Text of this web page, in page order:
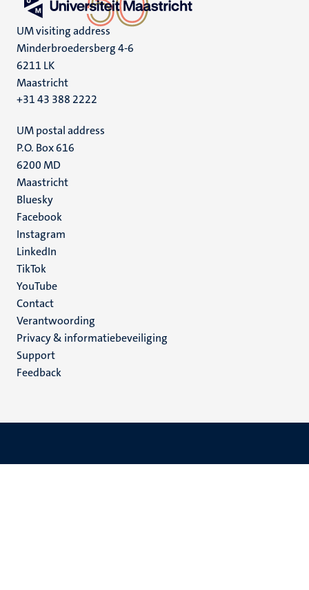
UM visiting address
Minderbroedersberg 4-6
6211 LK
Maastricht
+31 43 388 2222
UM postal address
P.O. Box 616
6200 MD
Maastricht
Social
media
Bluesky
Facebook
Instagram
LinkedIn
TikTok
YouTube
Menu
footer
(NL)
Contact
Verantwoording
Privacy & informatiebeveiliging
Support
Feedback